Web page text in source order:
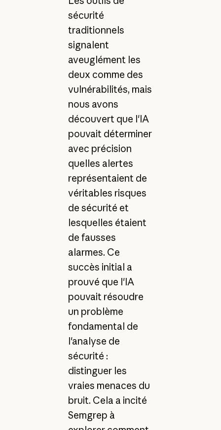
sécurité
traditionnels
signalent
aveuglément les
deux comme des
vulnérabilités, mais
nous avons
découvert que l'IA
pouvait déterminer
avec précision
quelles alertes
représentaient de
véritables risques
de sécurité et
lesquelles étaient
de fausses
alarmes. Ce
succès initial a
prouvé que l'IA
pouvait résoudre
un problème
fondamental de
l'analyse de
sécurité :
distinguer les
vraies menaces du
bruit. Cela a incité
Semgrep à